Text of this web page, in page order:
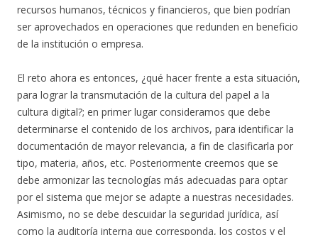
recursos humanos, técnicos y financieros, que bien podrían
ser aprovechados en operaciones que redunden en beneficio
de la institución o empresa.
El reto ahora es entonces, ¿qué hacer frente a esta situación,
para lograr la transmutación de la cultura del papel a la
cultura digital?; en primer lugar consideramos que debe
determinarse el contenido de los archivos, para identificar la
documentación de mayor relevancia, a fin de clasificarla por
tipo, materia, años, etc. Posteriormente creemos que se
debe armonizar las tecnologías más adecuadas para optar
por el sistema que mejor se adapte a nuestras necesidades.
Asimismo, no se debe descuidar la seguridad jurídica, así
como la auditoría interna que corresponda, los costos y el